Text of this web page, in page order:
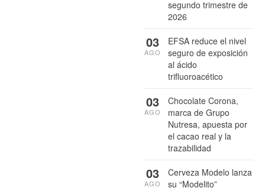
segundo trimestre de
2026
EFSA reduce el nivel
seguro de exposición
al ácido
trifluoroacético
03
AGO
Chocolate Corona,
marca de Grupo
Nutresa, apuesta por
el cacao real y la
trazabilidad
03
AGO
Cerveza Modelo lanza
su “Modelito”
03
AGO